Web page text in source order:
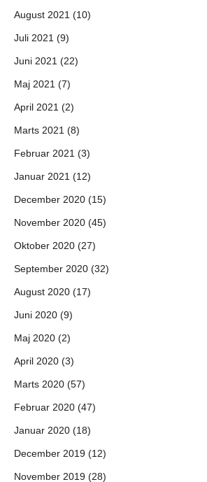
August 2021 (10)
Juli 2021 (9)
Juni 2021 (22)
Maj 2021 (7)
April 2021 (2)
Marts 2021 (8)
Februar 2021 (3)
Januar 2021 (12)
December 2020 (15)
November 2020 (45)
Oktober 2020 (27)
September 2020 (32)
August 2020 (17)
Juni 2020 (9)
Maj 2020 (2)
April 2020 (3)
Marts 2020 (57)
Februar 2020 (47)
Januar 2020 (18)
December 2019 (12)
November 2019 (28)